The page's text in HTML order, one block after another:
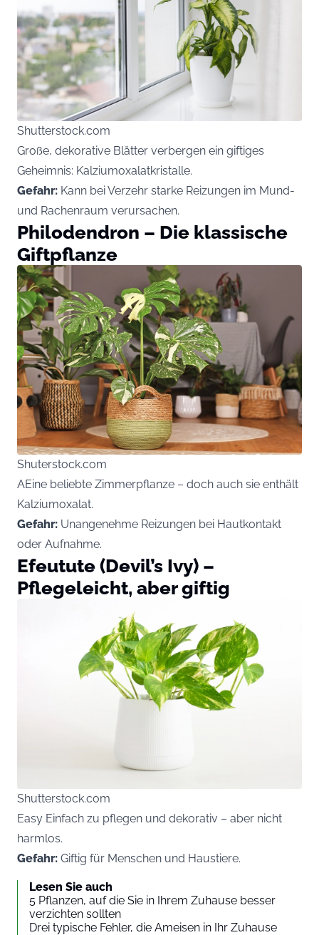
Shutterstock.com
Große, dekorative Blätter verbergen ein giftiges
Geheimnis: Kalziumoxalatkristalle.
Gefahr: Kann bei Verzehr starke Reizungen im Mund-
und Rachenraum verursachen.
Philodendron – Die klassische
Giftpflanze
Shuterstock.com
AEine beliebte Zimmerpflanze – doch auch sie enthält
Kalziumoxalat.
Gefahr: Unangenehme Reizungen bei Hautkontakt
oder Aufnahme.
Efeutute (Devil’s Ivy) –
Pflegeleicht, aber giftig
Shutterstock.com
Easy Einfach zu pflegen und dekorativ – aber nicht
harmlos.
Gefahr: Giftig für Menschen und Haustiere.
Lesen Sie auch
5 Pflanzen, auf die Sie in Ihrem Zuhause besser
verzichten sollten
Drei typische Fehler, die Ameisen in Ihr Zuhause